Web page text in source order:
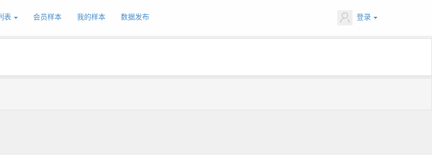
表 会员样本 我的样本 数据发布 登录